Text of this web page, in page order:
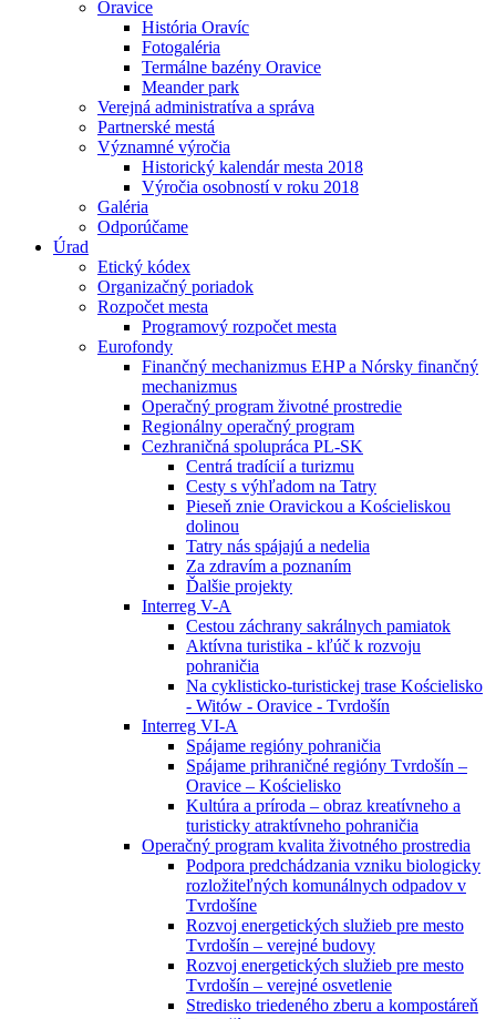
Oravice
História Oravíc
Fotogaléria
Termálne bazény Oravice
Meander park
Verejná administratíva a správa
Partnerské mestá
Významné výročia
Historický kalendár mesta 2018
Výročia osobností v roku 2018
Galéria
Odporúčame
Úrad
Etický kódex
Organizačný poriadok
Rozpočet mesta
Programový rozpočet mesta
Eurofondy
Finančný mechanizmus EHP a Nórsky finančný
mechanizmus
Operačný program životné prostredie
Regionálny operačný program
Cezhraničná spolupráca PL-SK
Centrá tradícií a turizmu
Cesty s výhľadom na Tatry
Pieseň znie Oravickou a Kościeliskou
dolinou
Tatry nás spájajú a nedelia
Za zdravím a poznaním
Ďalšie projekty
Interreg V-A
Cestou záchrany sakrálnych pamiatok
Aktívna turistika - kľúč k rozvoju
pohraničia
Na cyklisticko-turistickej trase Kościelisko
- Witów - Oravice - Tvrdošín
Interreg VI-A
Spájame regióny pohraničia
Spájame prihraničné regióny Tvrdošín –
Oravice – Kościelisko
Kultúra a príroda – obraz kreatívneho a
turisticky atraktívneho pohraničia
Operačný program kvalita životného prostredia
Podpora predchádzania vzniku biologicky
rozložiteľných komunálnych odpadov v
Tvrdošíne
Rozvoj energetických služieb pre mesto
Tvrdošín – verejné budovy
Rozvoj energetických služieb pre mesto
Tvrdošín – verejné osvetlenie
Stredisko triedeného zberu a kompostáreň